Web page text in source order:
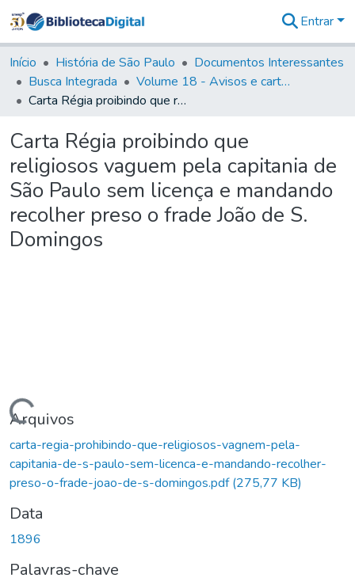
&
Coleções
Tudo na
Biblioteca
Estatísticas
Entrar
Início História de São Paulo
Documentos Interessantes
Busca Integrada
Volume 18 - Avisos e cartas régias (1714- 29)
Carta Régia proibindo que religiosos vaguem pela capitania de São Paulo sem licença e mandando recolher preso o frade João de S. Domingos
Carta Régia proibindo que
religiosos vaguem pela capitania de
São Paulo sem licença e mandando
recolher preso o frade João de S.
Domingos
Carregando...
Arquivos
carta-regia-prohibindo-que-religiosos-vagnem-pela-
capitania-de-s-paulo-sem-licenca-e-mandando-recolher-
preso-o-frade-joao-de-s-domingos.pdf(275,77 KB)
Data
1896
Palavras-chave